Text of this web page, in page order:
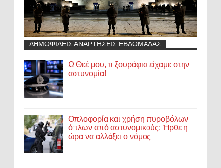
ΔΗΜΟΦΙΛΕΙΣ ΑΝΑΡΤΗΣΕΙΣ ΕΒΔΟΜΑΔΑΣ
Ω Θεέ μου, τι ξουράφια είχαμε στην
αστυνομία!
Οπλοφορία και χρήση πυροβόλων
όπλων από αστυνομικούς: Ήρθε η
ώρα να αλλάξει ο νόμος